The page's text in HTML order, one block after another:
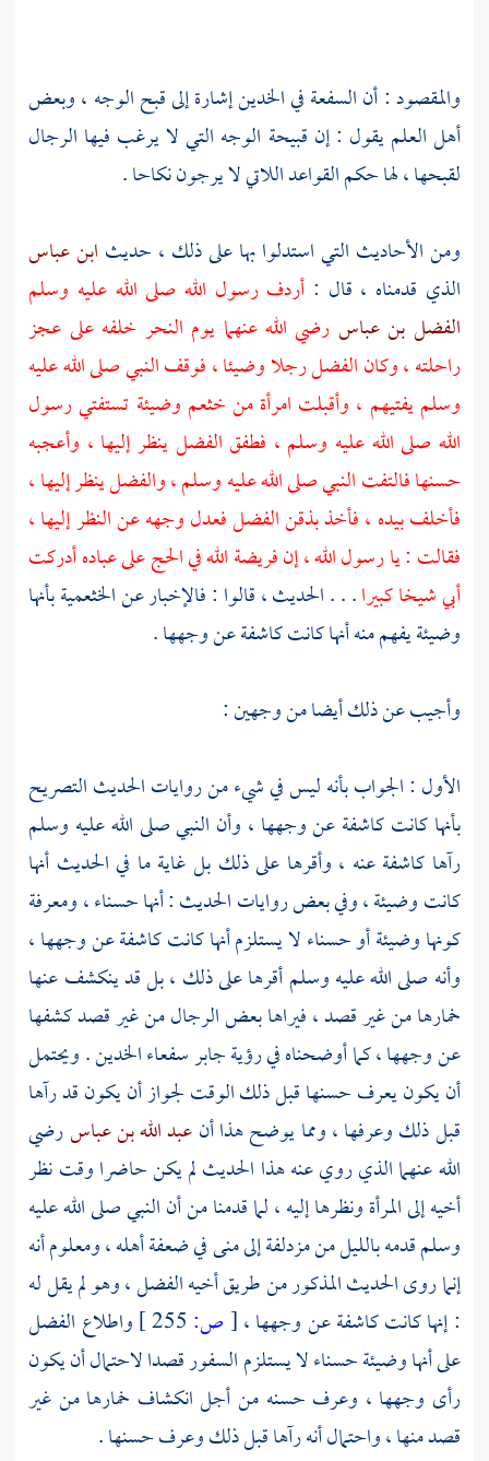
والمقصود : أن السفعة في الخدين إشارة إلى قبح الوجه ، وبعض
أهل العلم يقول : إن قبيحة الوجه التي لا يرغب فيها الرجال
لقبحها ، لها حكم القواعد اللاتي لا يرجون نكاحا .
ومن الأحاديث التي استدلوا بها على ذلك ، حديث ابن عباس
الذي قدمناه ، قال : أردف رسول الله صلى الله عليه وسلم
الفضل بن عباس رضي الله عنهما يوم النحر خلفه على عجز
راحلته ، وكانالفضلرجلا وضيئا ، فوقف النبي صلى الله عليه
وسلم يفتيهم ، وأقبلت امرأة منخثعم وضيئة تستفتي رسول
الله صلى الله عليه وسلم ، فطفقالفضلينظر إليها ، وأعجبه
حسنها فالتفت النبي صلى الله عليه وسلم ،والفضلينظر إليها ،
فأخلف بيده ، فأخذ بذقنالفضلفعدل وجهه عن النظر إليها ،
فقالت : يا رسول الله ، إن فريضة الله في الحج على عباده أدركت
أبي شيخا كبيرا. . . الحديث ، قالوا : فالإخبار عن الخثعمية بأنها
وضيئة يفهم منه أنها كانت كاشفة عن وجهها .
وأجيب عن ذلك أيضا من وجهين :
الأول : الجواب بأنه ليس في شيء من روايات الحديث التصريح
بأنها كانت كاشفة عن وجهها ، وأن النبي صلى الله عليه وسلم
رآها كاشفة عنه ، وأقرها على ذلك بل غاية ما في الحديث أنها
كانت وضيئة ، وفي بعض روايات الحديث : أنها حسناء ، ومعرفة
كونها وضيئة أو حسناء لا يستلزم أنها كانت كاشفة عن وجهها ،
وأنه صلى الله عليه وسلم أقرها على ذلك ، بل قد ينكشف عنها
خمارها من غير قصد ، فيراها بعض الرجال من غير قصد كشفها
عن وجهها ، كما أوضحناه في رؤيةجابرسفعاء الخدين . ويحتمل
أن يكون يعرف حسنها قبل ذلك الوقت لجواز أن يكون قد رآها
قبل ذلك وعرفها ، ومما يوضح هذا أنعبد الله بن عباسرضي
الله عنهما الذي روي عنه هذا الحديث لم يكن حاضرا وقت نظر
أخيه إلى المرأة ونظرها إليه ، لما قدمنا من أن النبي صلى الله عليه
وسلم قدمه بالليل منمزدلفةإلىمنىفي ضعفة أهله ، ومعلوم أنه
إنما روى الحديث المذكور من طريق أخيهالفضل، وهو لم يقل له
: إنها كانت كاشفة عن وجهها ،[ص:
واطلاع الفضل
على أنها وضيئة حسناء لا يستلزم السفور قصدا لاحتمال أن يكون
رأى وجهها ، وعرف حسنه من أجل انكشاف خمارها من غير
قصد منها ، واحتمال أنه رآها قبل ذلك وعرف حسنها .